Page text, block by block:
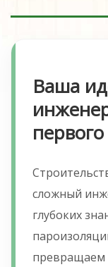
Ваша
сложный
глубоких